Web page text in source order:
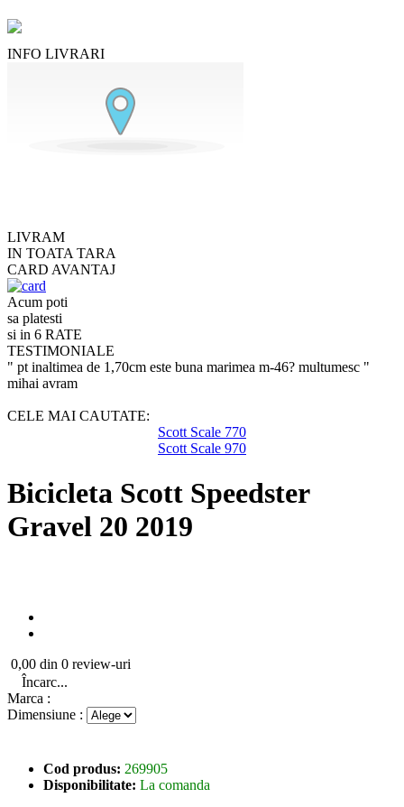
INFO LIVRARI
LIVRAM
IN TOATA TARA
CARD AVANTAJ
Acum poti
sa platesti
si in 6 RATE
TESTIMONIALE
" pt inaltimea de 1,70cm este buna marimea m-46? multumesc "
mihai avram
CELE MAI CAUTATE:
Scott Scale 770
Scott Scale 970
Bicicleta Scott Speedster
Gravel 20 2019
0,00 din 0 review-uri
Încarc...
Marca :
Dimensiune :
Cod produs: 269905
Disponibilitate: La comanda